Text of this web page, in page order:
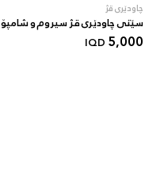
چاودێری قژ
سێتی چاودێری قژ سیروم و شامپۆ
5,000
IQD